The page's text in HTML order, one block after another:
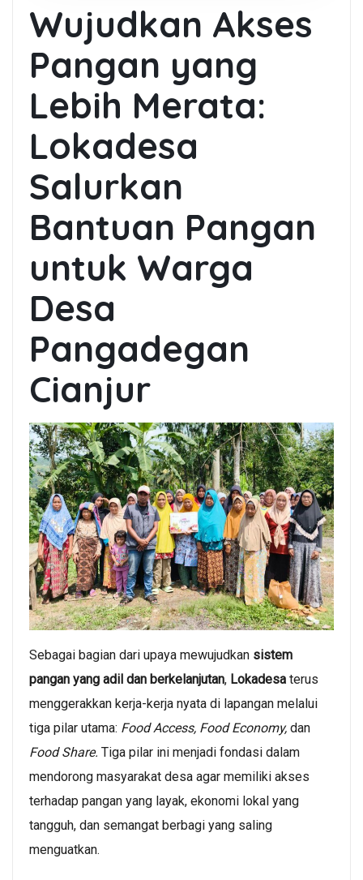
Wujudkan Akses
Pangan yang
Lebih Merata:
Lokadesa
Salurkan
Bantuan Pangan
untuk Warga
Desa
Pangadegan
Cianjur
Sebagai bagian dari upaya mewujudkan sistem
pangan yang adil dan berkelanjutan, Lokadesa terus
menggerakkan kerja-kerja nyata di lapangan melalui
tiga pilar utama: Food Access, Food Economy, dan
Food Share. Tiga pilar ini menjadi fondasi dalam
mendorong masyarakat desa agar memiliki akses
terhadap pangan yang layak, ekonomi lokal yang
tangguh, dan semangat berbagi yang saling
menguatkan.